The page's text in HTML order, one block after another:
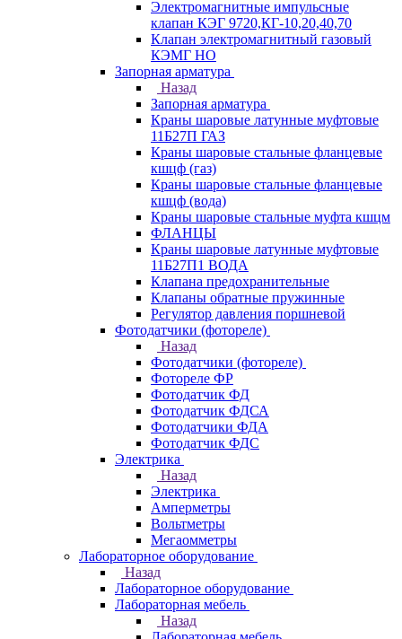
Электромагнитные импульсные
клапан КЭГ 9720,КГ-10,20,40,70
Клапан электромагнитный газовый
КЭМГ НО
Запорная арматура
Назад
Запорная арматура
Краны шаровые латунные муфтовые
11Б27П ГАЗ
Краны шаровые стальные фланцевые
кшцф (газ)
Краны шаровые стальные фланцевые
кшцф (вода)
Краны шаровые стальные муфта кшцм
ФЛАНЦЫ
Краны шаровые латунные муфтовые
11Б27П1 ВОДА
Клапана предохранительные
Клапаны обратные пружинные
Регулятор давления поршневой
Фотодатчики (фотореле)
Назад
Фотодатчики (фотореле)
Фотореле ФР
Фотодатчик ФД
Фотодатчик ФДСА
Фотодатчики ФДА
Фотодатчик ФДС
Электрика
Назад
Электрика
Амперметры
Вольтметры
Мегаомметры
Лабораторное оборудование
Назад
Лабораторное оборудование
Лабораторная мебель
Назад